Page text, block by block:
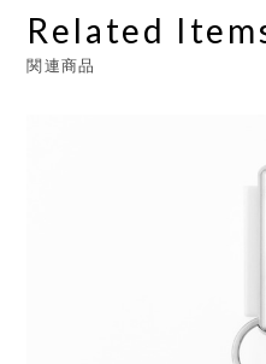
Related
関連商品